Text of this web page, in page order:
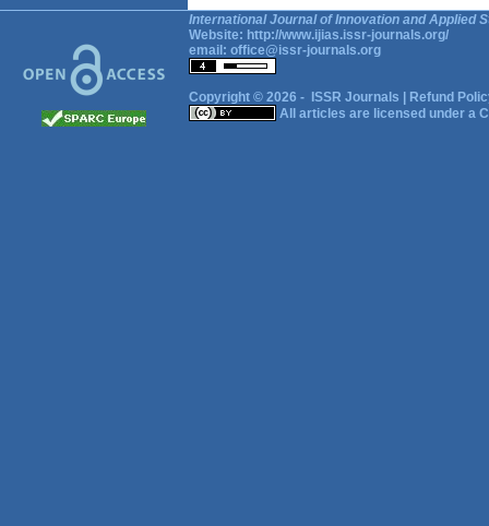
International Journal of Innovation and Applied
Website: http://www.ijias.issr-journals.org/
email: office@issr-journals.org
Copyright © 2026 - ISSR Journals
Refund
All articles are licensed under a